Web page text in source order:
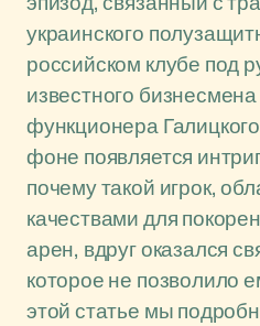
украинского
российском клубе под
известного
функционера
фоне появляется
почему такой игрок,
качествами для
арен, вдруг оказался
которое не позволило
этой статье мы